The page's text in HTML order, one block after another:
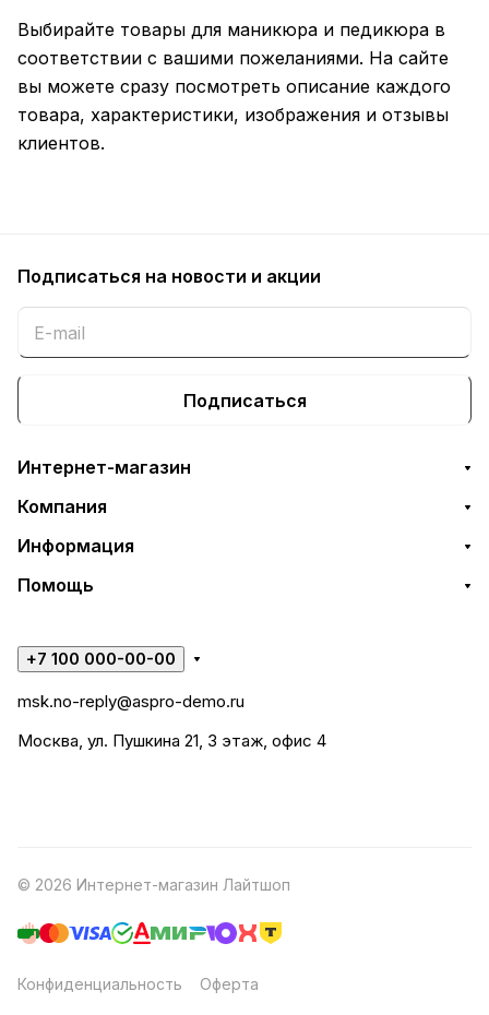
Выбирайте товары для маникюра и педикюра в
соответствии с вашими пожеланиями. На сайте
вы можете сразу посмотреть описание каждого
товара, характеристики, изображения и отзывы
клиентов.
Подписаться на новости и акции
Подписаться
Интернет-магазин
Компания
Информация
Помощь
+7 100 000-00-00
msk.no-reply@aspro-demo.ru
Москва, ул. Пушкина 21, 3 этаж, офис 4
© 2026 Интернет-магазин Лайтшоп
Конфиденциальность Оферта